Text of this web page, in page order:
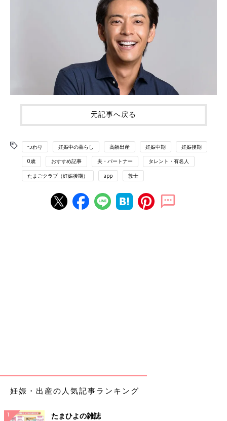
元記事へ戻る
つわり 妊娠中の暮らし 高齢出産 妊娠中期 妊娠後期
0歳 おすすめ記事 夫・パートナー タレント・有名人
たまごクラブ（妊娠後期） app 敦士
妊娠・出産の人気記事ランキング
たまひよの雑誌